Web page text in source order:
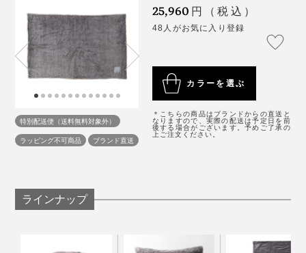
『SERENE』は、MONOCOで大好評「タイトルのある
毛布」の第2弾。
無地なのに、表情のあるグレーは、まるでモダンアート
のようです。毛布1枚だけで、寝室が、洗練された空間
へ。
使い始めた日やプレゼントされた日を書けるネームタグつき。毛布の端は、編み
立てたままなので、メリノウールの柔らかさをめいっぱい味わえる（端は、染め
残しや、白地が混じったりする場合があります）
さすがは130年の歴史がある“毛布のまち”、大阪・泉大
津製。
男性も女性も、大人も赤ちゃんも。ベッドカバーを掛け
なくても、これ1枚で、寝室の顔になれる。長年、ずっ
と使える。ありそうでなかった毛布です。
だから、現代のインテリアに合う毛布をつくりたかっ
た、と廣瀬さんは話します。
たしかに、この毛布だけで、「寝室の雰囲気が上がる」
「起きたばかりの無造作のままできれい」を実感。
もし、羽毛布団に加えて、好きなベッドカバーも選んだ
としたら、だいたい5万円以上はかかることを考える
います。
い“癒しグレー”に包まれて、心地よい眠りを味わってく
サイズ：（約）幅150×長さ100cm（ハーフケット）
重さ：約1kg
素材：パイル部分（起毛部分）／ウール100％、地糸
（基布部分）／ポリエステル100％
特別配送便（送料無料対象外）
ラッピング不可商品
ブランド直送
25,960 円（税込）
48人がお気に入り登録
カラーを選ぶ
＊こちらの商品はブランドからの直送と
なりますので、実際の配送は予定日を前
後する場合がございます。予めご了承の
上ご注文ください。
ラインナップ